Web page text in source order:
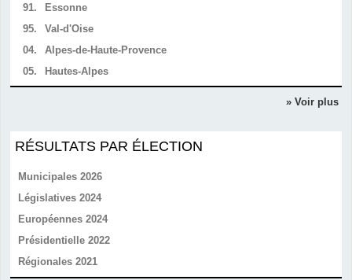
91.
Essonne
95.
Val-d'Oise
04.
Alpes-de-Haute-Provence
05.
Hautes-Alpes
» Voir plus
RÉSULTATS PAR ÉLECTION
Municipales 2026
Législatives 2024
Européennes 2024
Présidentielle 2022
Régionales 2021